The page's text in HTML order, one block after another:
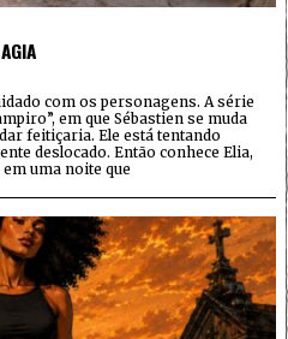
com os personagens. A série
em que Sébastien se muda
feitiçaria. Ele está tentando
deslocado. Então conhece Elia,
uma noite que